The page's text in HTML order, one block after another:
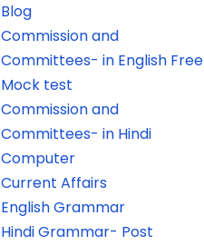
Blog
Commission and
Committees- in English Free
Mock test
Commission and
Committees- in Hindi
Computer
Current Affairs
English Grammar
Hindi Grammar- Post